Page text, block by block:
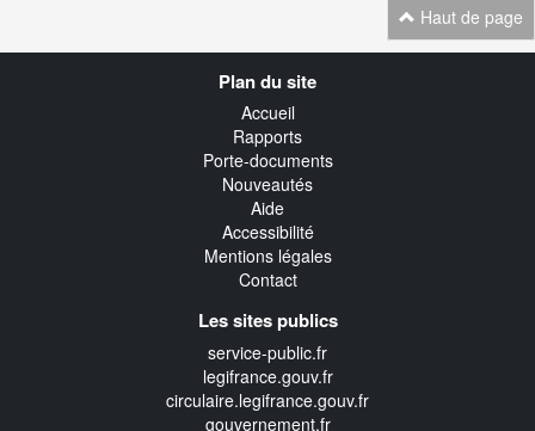
Haut de page
Plan du site
Accueil
Rapports
Porte-documents
Nouveautés
Aide
Accessibilité
Mentions légales
Contact
Les sites publics
service-public.fr
legifrance.gouv.fr
circulaire.legifrance.gouv.fr
gouvernement.fr